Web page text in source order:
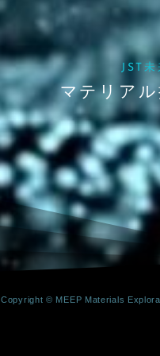
JST
マテリア
Copyright © MEEP Materials